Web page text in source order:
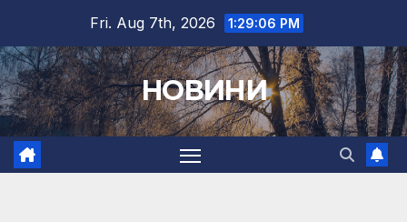
content
Fri. Aug 7th, 2026 1:29:07 PM
НОВИНИ